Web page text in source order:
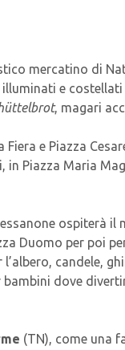
mercatino di
e
, magari
Fiera e Piazza
in Piazza Maria
ospiterà il
Duomo per poi
candele,
dove
(TN), come una